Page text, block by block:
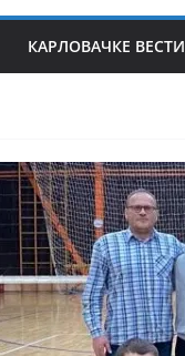
КАРЛОВАЧКЕ ВЕСТИ